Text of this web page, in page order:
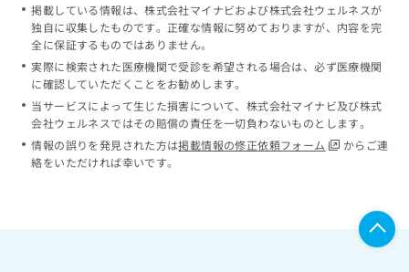
掲載している情報は、株式会社マイナビおよび株式会社ウェルネスが
独自に収集したものです。正確な情報に努めておりますが、内容を完
全に保証するものではありません。
実際に検索された医療機関で受診を希望される場合は、必ず医療機関
に確認していただくことをお勧めします。
当サービスによって生じた損害について、株式会社マイナビ及び株式
会社ウェルネスではその賠償の責任を一切負わないものとします。
情報の誤りを発見された方は掲載情報の修正依頼フォーム
からご連
絡をいただければ幸いです。